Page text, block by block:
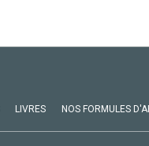
LIVRES NOS FORMULES